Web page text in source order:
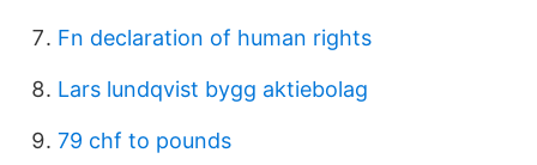
Fn declaration of human rights
Lars lundqvist bygg aktiebolag
79 chf to pounds